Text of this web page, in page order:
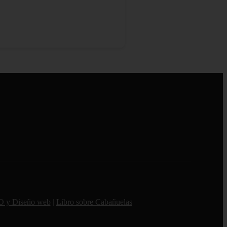
y Diseño web Libro sobre Cabañuelas